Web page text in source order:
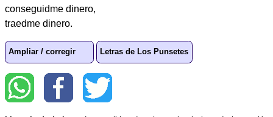
conseguidme dinero,
traedme dinero.
Ampliar / corregir Letras de Los Punsetes